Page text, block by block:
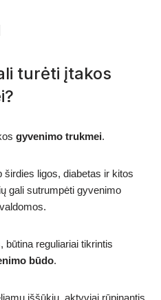
turėti įtakos
gyvenimo trukmei.
ligos, diabetas ir kitos
gali sutrumpėti gyvenimo
būtina reguliariai tikrintis
būdo.
iššūkių, aktyviai rūpinantis